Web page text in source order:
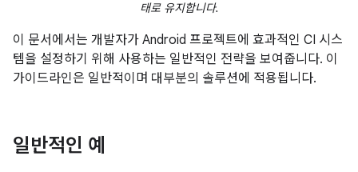
태로 유지합니다.
이 문서에서는 개발자가 Android 프로젝트에 효과적인 CI 시스
템을 설정하기 위해 사용하는 일반적인 전략을 보여줍니다. 이
가이드라인은 일반적이며 대부분의 솔루션에 적용됩니다.
일반적인 예